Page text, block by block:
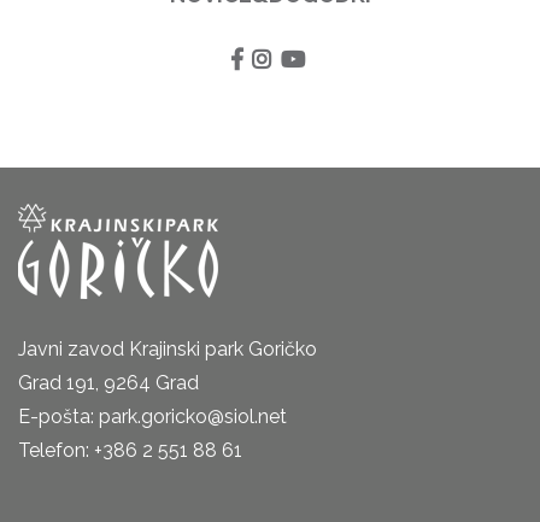
Javni zavod Krajinski park Goričko
Grad 191, 9264 Grad
E-pošta: park.goricko@siol.net
Telefon: +386 2 551 88 61